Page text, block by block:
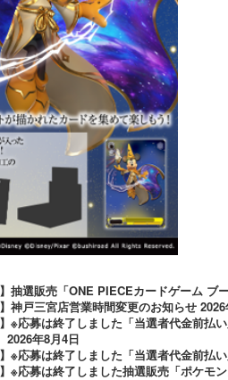
】抽選販売「ONE PIECEカードゲーム ブ
】神戸三宮店営業時間変更のお知らせ
】※応募は終了しました「当選者代金前
2026年8月4日
】※応募は終了しました「当選者代金前
】※応募は終了しました抽選販売「ポケ